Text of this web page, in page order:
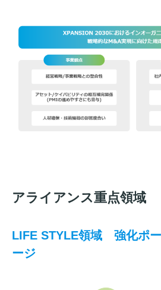
アライアンス重点領域
LIFE STYLE領域 強化ポ
ージ